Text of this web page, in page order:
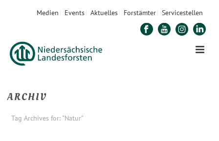
Medien Events Aktuelles Forstämter Servicestellen
ARCHIV
Tag Archives for: "Natur"